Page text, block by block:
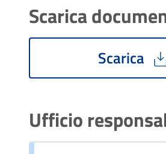
Scarica
Scarica
Ufficio